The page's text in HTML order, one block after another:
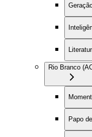
Rio Branco
Papo